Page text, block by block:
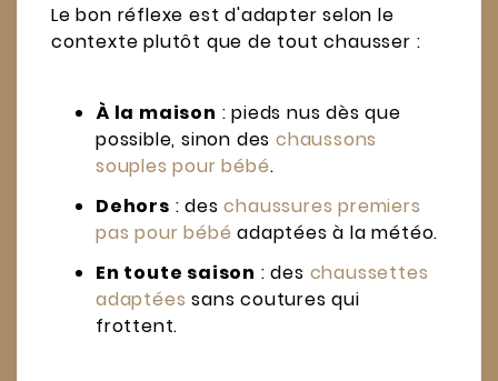
Le bon réflexe est d'adapter selon le
contexte plutôt que de tout chausser :
À la maison : pieds nus dès que
possible, sinon deschaussons
souples pour bébé.
Dehors : deschaussures premiers
pas pour bébé adaptées à la météo.
En toute saison : des chaussettes
adaptées sans coutures qui
frottent.